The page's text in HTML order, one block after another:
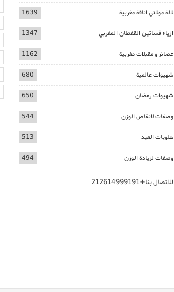
لالة مولاتي اناقة مغربية 1639
ازياء فساتين القفطان المغربي 1347
عصائر و مقبلات مغربية 1162
شهيوات عالمية 680
شهيوات رمضان 650
وصفات لانقاص الوزن 544
حلويات العيد 513
وصفات لزيادة الوزن 494
للاتصال بنا+212614999191